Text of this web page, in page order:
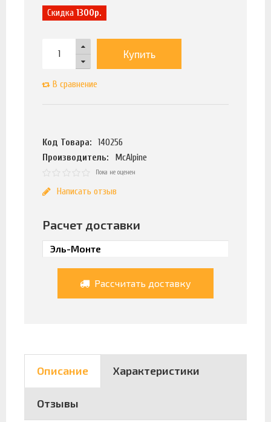
Скидка 1300р.
Купить
В сравнение
Код Товара:
140256
Производитель:
McAlpine
Пока не оценен
Написать отзыв
Расчет доставки
Рассчитать доставку
Описание Характеристики
Отзывы